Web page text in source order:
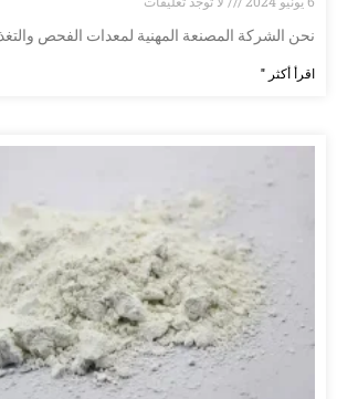
نحن الشركة المصنعة المهنية لمعدات الفحص
اقرأ أكثر "